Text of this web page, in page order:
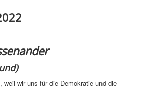
weil wir uns für die Demokratie und die